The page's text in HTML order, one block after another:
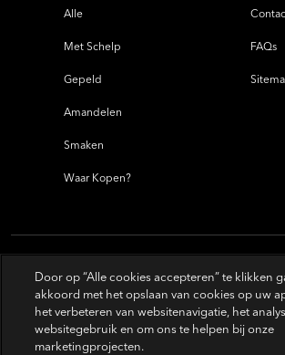
Alle
Met Schelp
Gepeld
Amandelen
Smaken
Waar Kopen?
FAQs
Door op “Alle cookies accepteren” te klikken
akkoord met het opslaan van cookies op uw
het verbeteren van websitenavigatie, het
websitegebruik en om ons te helpen bij onze
marketingprojecten.